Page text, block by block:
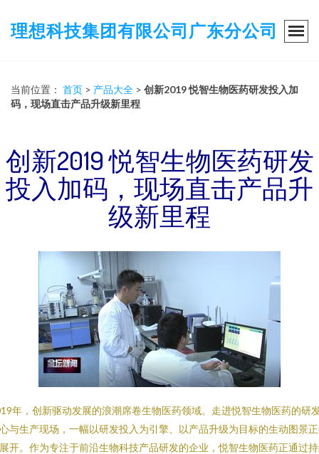
理想科技集团有限公司广东分公司
当前位置： 首页 > 产品大全 > 创新2019 悦智生物医药研发投入加
码，现场直击产品升级新里程
创新2019 悦智生物医药研发
投入加码，现场直击产品升
级新里程
年，创新驱动发展的浪潮席卷生物医药领域。走进悦智生物医药的研
与生产现场，一幅以研发投入为引擎、以产品升级为目标的生动图景
开。作为专注于前沿生物科技产品研发的企业，悦智生物医药正通过